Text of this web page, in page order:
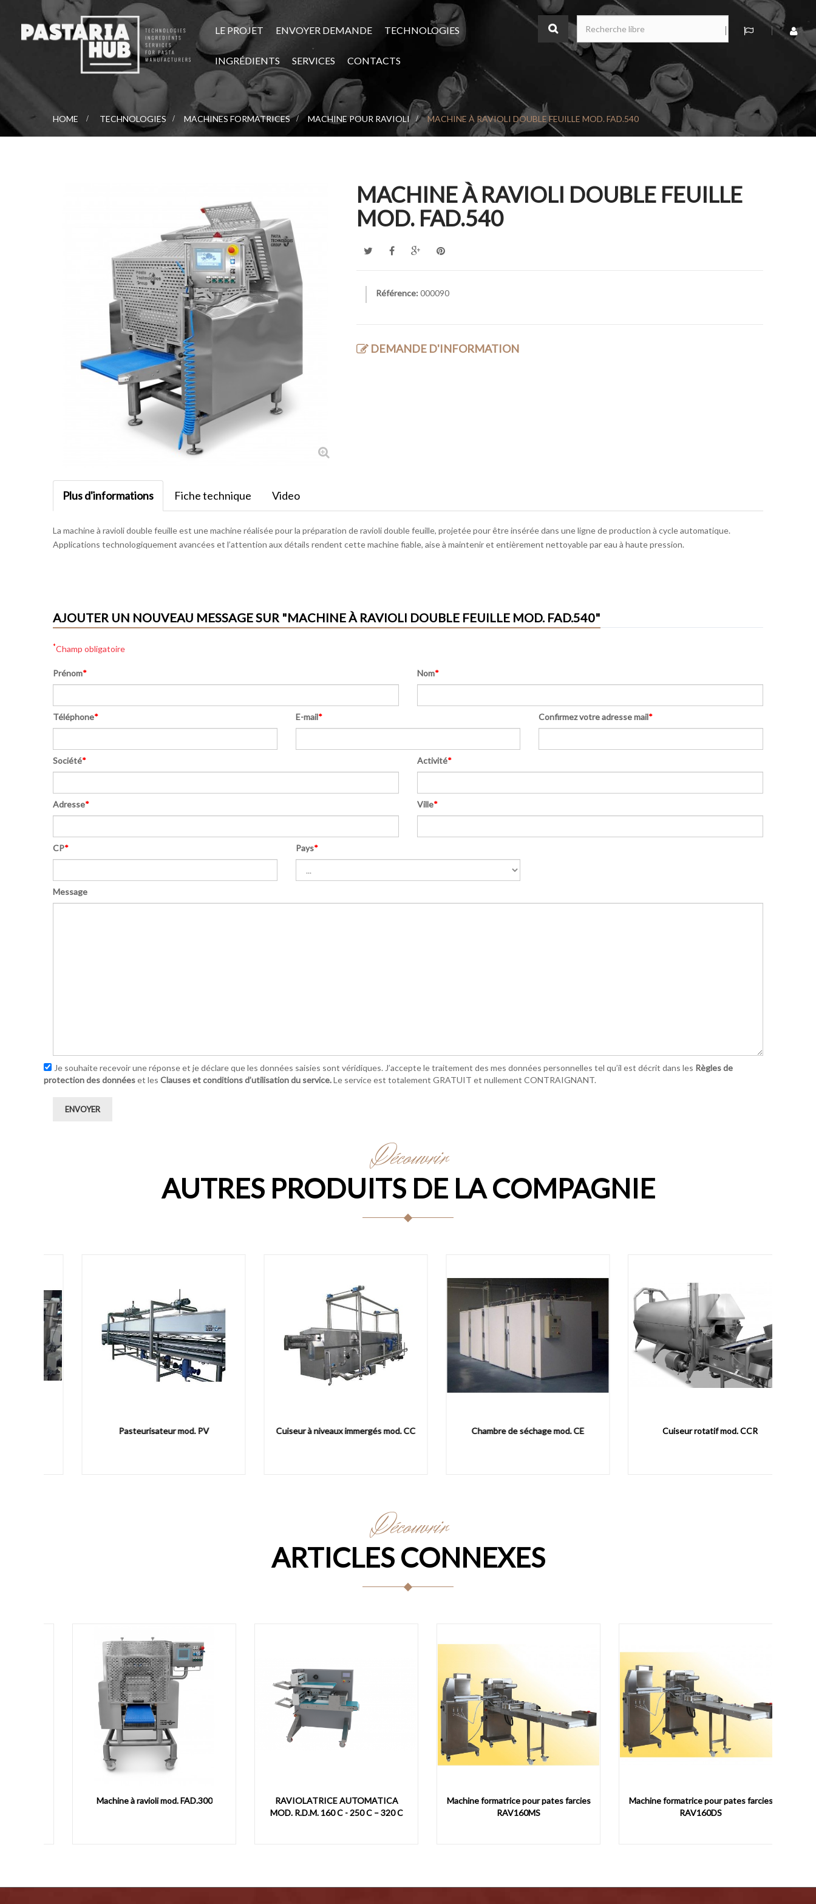
LE PROJET ENVOYER DEMANDE TECHNOLOGIES
INGRÉDIENTS SERVICES CONTACTS
HOME > TECHNOLOGIES > MACHINES FORMATRICES > MACHINE POUR RAVIOLI > MACHINE À RAVIOLI DOUBLE FEUILLE MOD. FAD.540
MACHINE À RAVIOLI DOUBLE FEUILLE
MOD. FAD.540
Référence: 000090
DEMANDE D'INFORMATION
Plus d'informations Fiche technique Video
La machine à ravioli double feuille est une machine réalisée pour la préparation de ravioli double feuille, projetée pour être insérée dans une ligne de production à cycle automatique.
Applications technologiquement avancées et l’attention aux détails rendent cette machine fiable, aise à maintenir et entièrement nettoyable par eau à haute pression.
AJOUTER UN NOUVEAU MESSAGE SUR "MACHINE À RAVIOLI DOUBLE FEUILLE MOD. FAD.540"
*Champ obligatoire
Prénom* Nom*
Téléphone* E-mail* Confirmez votre adresse mail*
Société* Activité*
Adresse* Ville*
CP* Pays*
Message
Je souhaite recevoir une réponse et je déclare que les données saisies sont véridiques. J’accepte le traitement des mes données personnelles tel qu’il est décrit dans les Règles de
protection des donnéeset les Clauses et conditions d’utilisation du service.Le service est totalement GRATUIT et nullement CONTRAIGNANT.
ENVOYER
Découvrir
AUTRES PRODUITS DE LA COMPAGNIE
Pasteurisateur mod. PV Cuiseur à niveaux immergés mod. CC Chambre de séchage mod. CE Cuiseur rotatif mod. CCR
Découvrir
ARTICLES CONNEXES
Machine à ravioli mod. FAD.300
RAVIOLATRICE AUTOMATICA
MOD. R.D.M. 160 C - 250 C – 320 C
Machine formatrice pour pates farcies
RAV160MS
Machine formatrice pour pates farcies
RAV160DS